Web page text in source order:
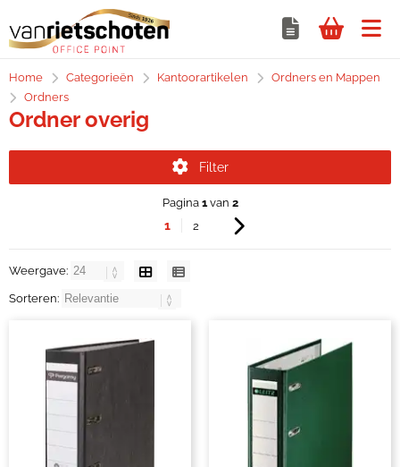
Home Categorieën Kantoorartikelen
Ordners en Mappen
Ordners
Ordner overig
Filter
Pagina 1van 2
1 2
Weergave:
Sorteren: